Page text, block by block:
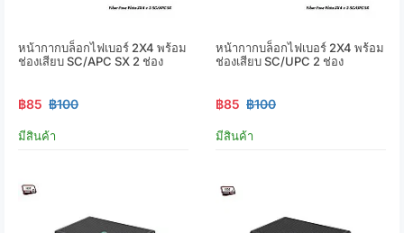
หน้ากากบล็อกไฟเบอร์ 2X4 พร้อม
ช่องเสียบ SC/APC SX 2 ช่อง
฿85 ฿100
มีสินค้า
หน้ากากบล็อกไฟเบอร์ 2X4 พร้อม
ช่องเสียบ SC/UPC 2 ช่อง
฿85 ฿100
มีสินค้า